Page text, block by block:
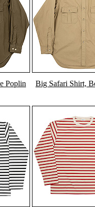
Poplin Big Safari Shirt,